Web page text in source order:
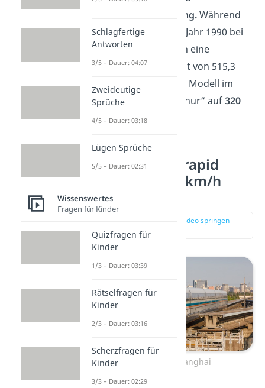
kommerzieller Nutzung.Während
der TGV Atlantique im Jahr 1990 bei
seinem Rekordversuch eine
Höchstgeschwindigkeit von 515,3
km/h erreichte, ist das Modell im
öffentlichen Verkehr „nur“ auf320
km/h zugelassen
Platz 5 – Transrapid
Shanghai: 501 km/h
(China)
zur Stelle im Video springen
(03:02)
Transrapid Shanghai
Schlagfertige
Antworten
3/5 – Dauer: 04:07
Zweideutige
Sprüche
4/5 – Dauer: 03:18
Lügen Sprüche
5/5 – Dauer: 02:31
Wissenswertes
Fragen für Kinder
Quizfragen für
Kinder
1/3 – Dauer: 03:39
Rätselfragen für
Kinder
2/3 – Dauer: 03:16
Scherzfragen für
Kinder
3/3 – Dauer: 02:29